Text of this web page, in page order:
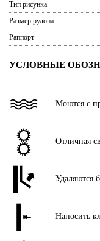
Тип рисунка
Размер рулона
Раппорт
УСЛОВНЫЕ
— Моются с
— Отличная
— Удаляются
— Наносить